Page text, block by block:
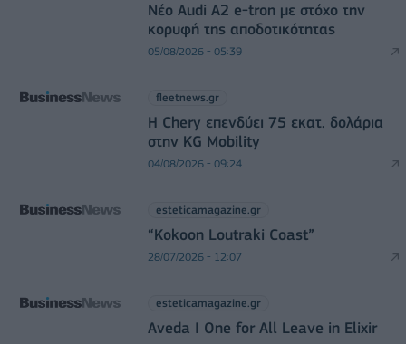
Νέο Audi A2 e-tron με στόχο την
κορυφή της αποδοτικότητας
05/08/2026 - 05:39
fleetnews.gr
Η Chery επενδύει 75 εκατ. δολάρια
στην KG Mobility
04/08/2026 - 09:24
esteticamagazine.gr
“Kokoon Loutraki Coast”
28/07/2026 - 12:07
esteticamagazine.gr
Aveda I One for All Leave in Elixir